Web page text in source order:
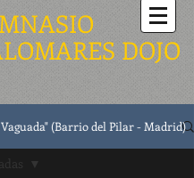
DOJO
Vaguada" (Barrio del Pilar - Madrid)